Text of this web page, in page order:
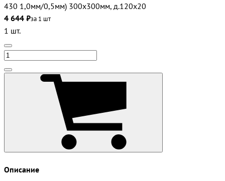
430 1,0мм/0,5мм) 300х300мм, д.120х20
4 644 ₽за 1 шт
1 шт.
Описание